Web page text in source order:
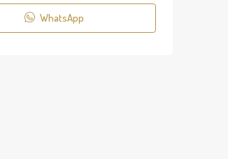
WhatsApp